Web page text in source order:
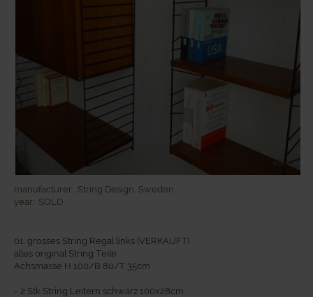
manufacturer: String Design, Sweden
year: SOLD
01. grosses String Regal links (VERKAUFT)
alles original String Teile
Achsmasse H 100/B 80/T 35cm
- 2 Stk String Leitern schwarz 100x28cm